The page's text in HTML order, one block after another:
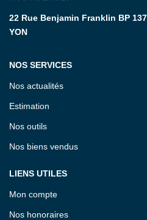
22 Rue Benjamin Franklin BP
YON
NOS SERVICES
Nos actualités
Estimation
Nos outils
Nos biens vendus
LIENS UTILES
Mon compte
Nos honoraires